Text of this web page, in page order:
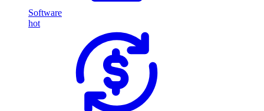
Software
hot